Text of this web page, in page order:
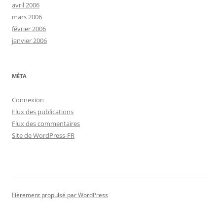
avril 2006
mars 2006
février 2006
janvier 2006
MÉTA
Connexion
Flux des publications
Flux des commentaires
Site de WordPress-FR
Fièrement propulsé par WordPress